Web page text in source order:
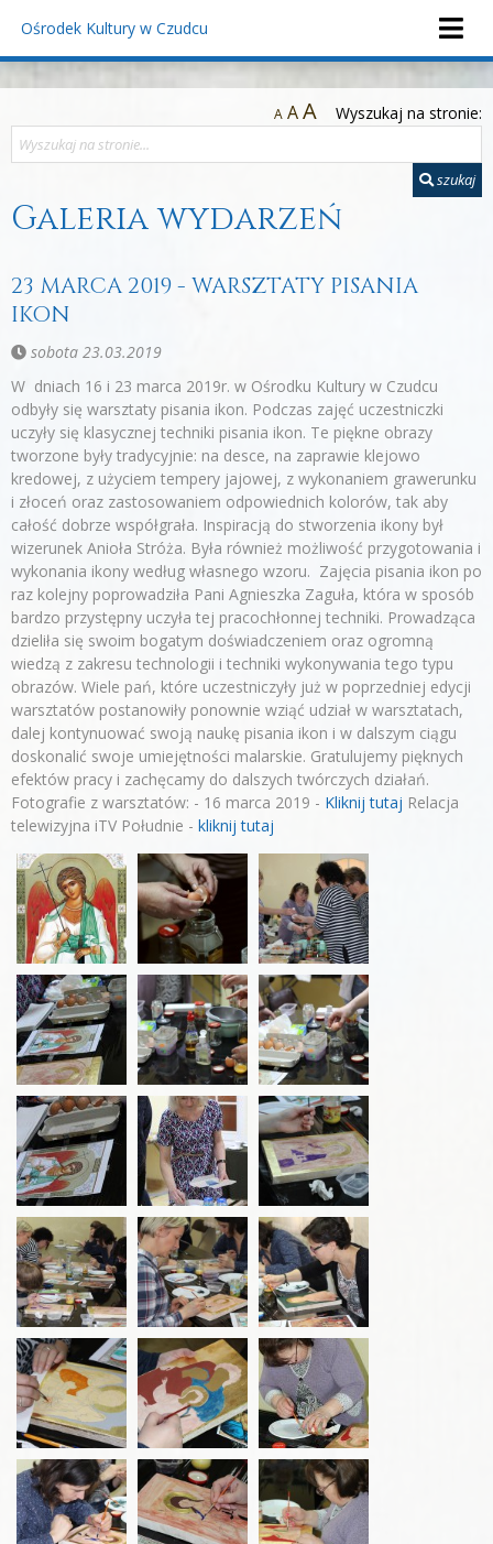
Ośrodek Kultury w Czudcu
A AA Wyszukaj na stronie:
szukaj
Galeria wydarzeń
23 MARCA 2019 - WARSZTATY PISANIA
IKON
sobota 23.03.2019
W dniach 16 i 23 marca 2019r. w Ośrodku Kultury w Czudcu
odbyły się warsztaty pisania ikon. Podczas zajęć uczestniczki
uczyły się klasycznej techniki pisania ikon. Te piękne obrazy
tworzone były tradycyjnie: na desce, na zaprawie klejowo
kredowej, z użyciem tempery jajowej, z wykonaniem grawerunku
i złoceń oraz zastosowaniem odpowiednich kolorów, tak aby
całość dobrze współgrała. Inspiracją do stworzenia ikony był
wizerunek Anioła Stróża. Była również możliwość przygotowania i
wykonania ikony według własnego wzoru. Zajęcia pisania ikon po
raz kolejny poprowadziła Pani Agnieszka Zaguła, która w sposób
bardzo przystępny uczyła tej pracochłonnej techniki. Prowadząca
dzieliła się swoim bogatym doświadczeniem oraz ogromną
wiedzą z zakresu technologii i techniki wykonywania tego typu
obrazów. Wiele pań, które uczestniczyły już w poprzedniej edycji
warsztatów postanowiły ponownie wziąć udział w warsztatach,
dalej kontynuować swoją naukę pisania ikon i w dalszym ciągu
doskonalić swoje umiejętności malarskie. Gratulujemy pięknych
efektów pracy i zachęcamy do dalszych twórczych działań.
Fotografie z warsztatów: - 16 marca 2019 - Kliknij tutaj Relacja
telewizyjna iTV Południe - kliknij tutaj